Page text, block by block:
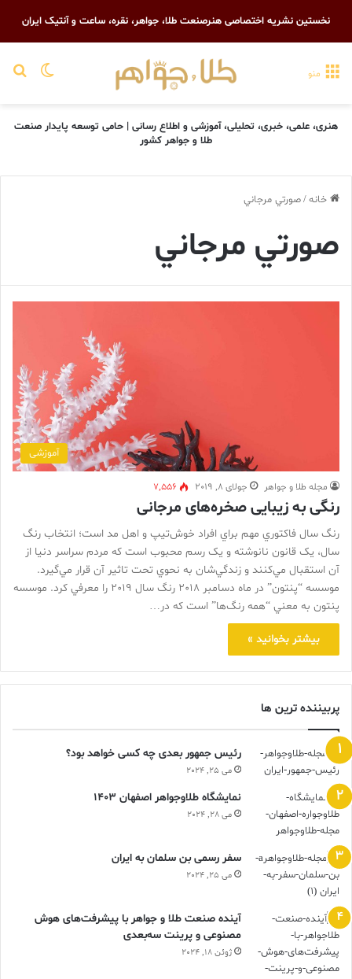
نخستین نشریه اختصاصی هنرصنعت طلا، جواهر، نقره، ساعت و آنتیک ایران
تغییر منو
هنری، علمی، خبری، تحلیلی، آموزشی و اطلاع رسانی | حامی توسعه پایدار صنعت
طلا و جواهر کشور
خانه/صورتي مرجاني
صورتي مرجاني
آموزشی
مجله طلا و جواهر جولای 8, 2019 7,556
رنگی به زيبايی صخره‌های مرجانی
رنگ سال فاکتوري مهم براي افراد خوش‌تيپ و اهل مد است؛ انتخاب رنگ
سال، يک قانون نانوشته و يک رسم محبوب است که مردم سراسر دنيا از
آن استقبال مي‌کنند و زندگي‌شان به نحوي تحت تاثير آن قرار مي‌گيرد.
موسسه “پنتون” در ماه دسامبر 2018 رنگ سال 2019 را معرفي کرد. موسسه
پنتون به معني “همه رنگ‌ها” است که در…
بیشتر بخوانید »
پربیننده ترین ها
رئیس جمهور بعدی چه کسی خواهد بود؟
می 25, 2024
نمایشگاه طلاوجواهر اصفهان 1403
می 28, 2024
سفر رسمی بن سلمان به ایران
می 25, 2024
آینده صنعت طلا و جواهر با پیشرفت‌های هوش
مصنوعی و پرینت سه‌بعدی
ژوئن 18, 2024